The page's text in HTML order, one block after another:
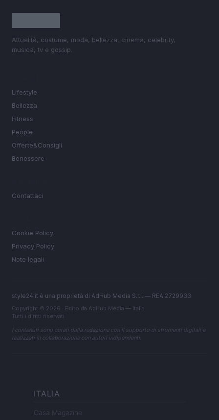
Attualità, costume, moda, bellezza, cinema, celebrity,
musica, tv e gossip.
Lifestyle
Bellezza
Fitness
People
Offerte&Consigli
Benessere
Contattaci
Cookie Policy
Privacy Policy
Note legali
style24.it è una proprietà di AdHub Media S.r.l. — REA 2729933
Copyright © 2026 · Edito da AdHub Media — Italia
Tutti i diritti riservati
I contenuti sono curati dalla redazione con il supporto di strumenti digitali e
realizzati in collaborazione con autori indipendenti.
ITALIA
Casa Magazine